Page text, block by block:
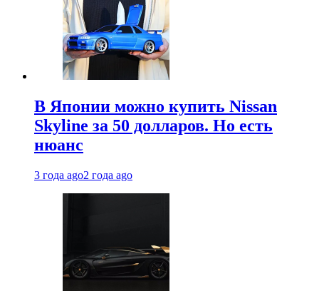
В Японии можно купить Nissan
Skyline за 50 долларов. Но есть
нюанс
3 года ago2 года ago